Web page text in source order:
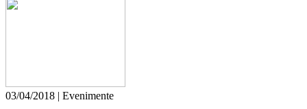
03/04/2018 | Evenimente